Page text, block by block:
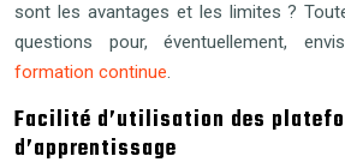
sont les avantages et les limites ?
questions pour, éventuellement,
formation continue.
Facilité d’utilisation des
d’apprentissage